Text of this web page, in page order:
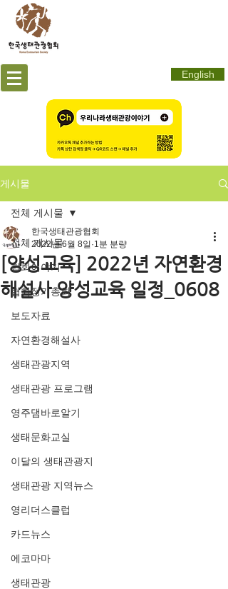
English
게시물
전체 게시물
협회이야기
협회정기총회
보도자료
자연환경해설사
생태관광지역
생태관광 프로그램
영주댐바로알기
생태문화교실
이달의 생태관광지
생태관광 지역뉴스
영리더스클럽
카드뉴스
에코마마
생태관광
전체 게시물
[양성교육] 2022년 자연환경
해설사 양성교육 일정_0608
한국생태관광협회
2022년 6월 8일 1분 분량